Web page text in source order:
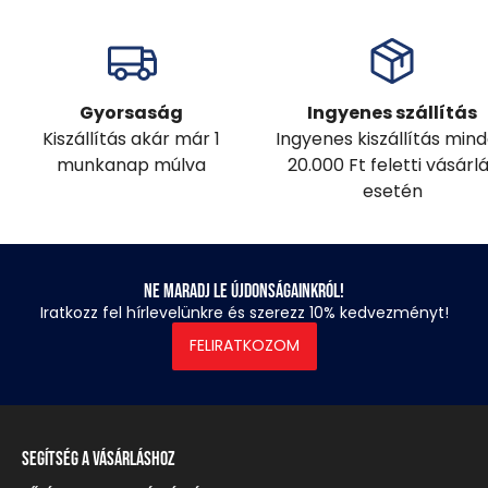
Gyorsaság
Kiszállítás akár már 1
munkanap múlva
Ingyenes szállítás
Ingyenes kiszállítás
20.000 Ft feletti
esetén
Ne maradj le újdonságainkról!
Iratkozz fel hírlevelünkre és szerezz 10% kedvezményt!
FELIRATKOZOM
Segítség a vásárláshoz